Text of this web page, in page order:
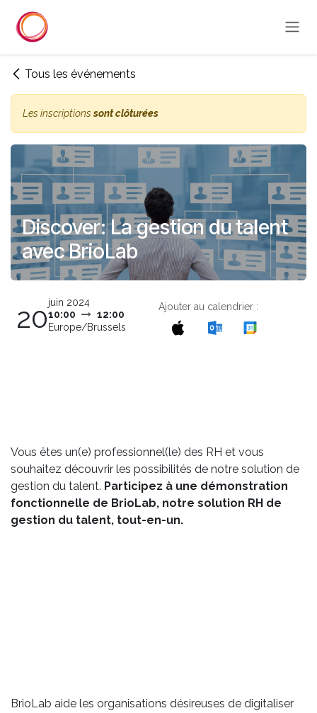
Tous les événements
Les inscriptionssont clôturées
Discover: La gestion du talent
avec BrioLab
20juin 2024
10:00
12:00
Europe/Brussels
Ajouter au calendrier :
Vous êtes un(e) professionnel(le) des RH et vous
souhaitez découvrir les possibilités de notre solution de
gestion du talent. Participez à une démonstration
fonctionnelle de BrioLab, notre solution RH de
gestion du talent, tout-en-un.
BrioLab aide les organisations désireuses de digitaliser